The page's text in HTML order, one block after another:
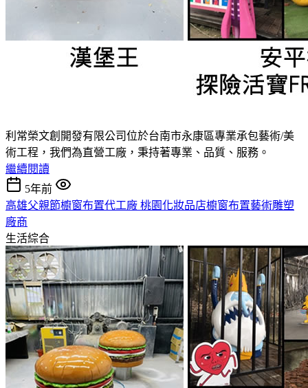
利常榮文創開發有限公司位於台南市永康區專業承包藝術/美
術工程，我們為直營工廠，秉持著專業、品質、服務。
繼續閱讀
5年前
高雄父親節櫥窗布置代工廠 桃園化妝品店櫥窗布置藝術雕塑
廠商
生活綜合